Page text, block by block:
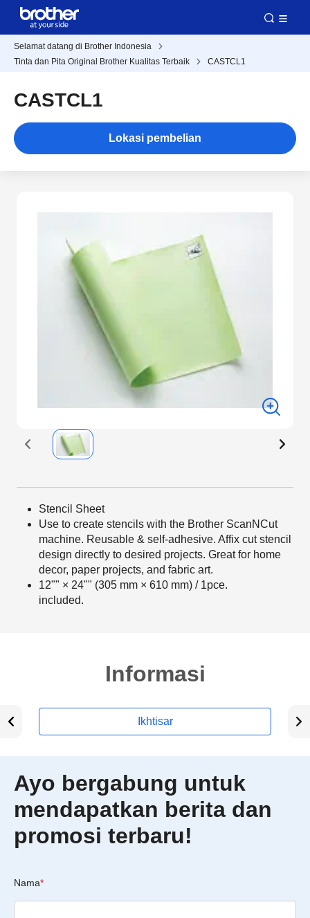
Selamat datang di Brother Indonesia
Tinta dan Pita Original Brother Kualitas Terbaik
CASTCL1
CASTCL1
Lokasi pembelian
Stencil Sheet
Use to create stencils with the Brother ScanNCut
machine. Reusable & self-adhesive. Affix cut stencil
design directly to desired projects. Great for home
decor, paper projects, and fabric art.
12"" × 24"" (305 mm × 610 mm) / 1pce.
included.
Informasi
Ikhtisar
Ayo bergabung untuk
mendapatkan berita dan
promosi terbaru!
Nama*